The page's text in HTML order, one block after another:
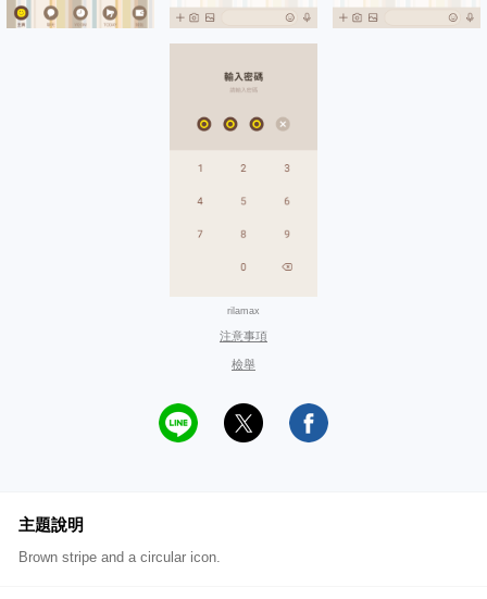
rilamax
注意事項
檢舉
主題說明
Brown stripe and a circular icon.